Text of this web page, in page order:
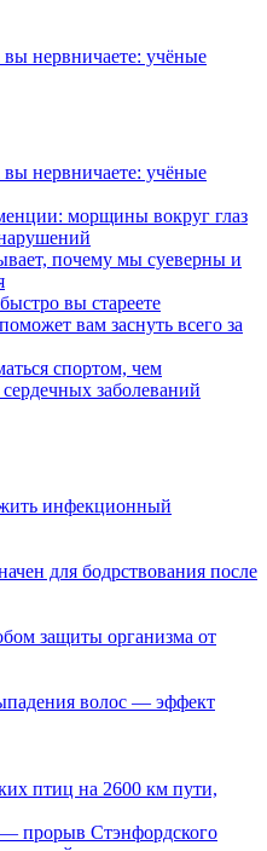
нервничаете: учёные
нервничаете: учёные
морщины вокруг глаз
почему мы суеверны и
вы стареете
вам заснуть всего за
спортом, чем
заболеваний
инфекционный
для бодрствования после
защиты организма от
волос — эффект
птиц на 2600 км пути,
— прорыв Стэнфордского